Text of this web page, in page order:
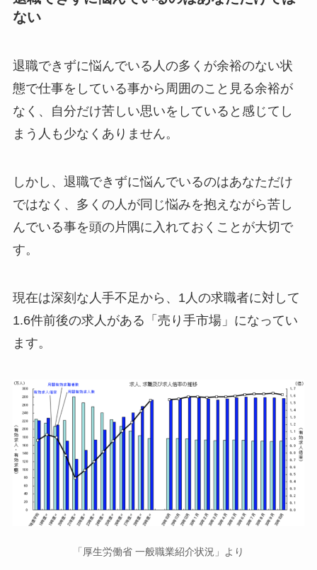
ない
退職できずに悩んでいる人の多くが余裕のない状
態で仕事をしている事から周囲のこと見る余裕が
なく、自分だけ苦しい思いをしていると感じてし
まう人も少なくありません。
しかし、退職できずに悩んでいるのはあなただけ
ではなく、多くの人が同じ悩みを抱えながら苦し
んでいる事を頭の片隅に入れておくことが大切で
す。
現在は深刻な人手不足から、1人の求職者に対して
1.6件前後の求人がある「売り手市場」になってい
ます。
「厚生労働省 一般職業紹介状況」より